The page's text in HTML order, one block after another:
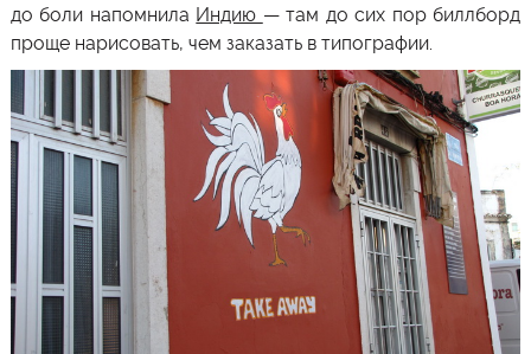
до боли напомнила Индию — там до сих пор биллборд
проще нарисовать, чем заказать в типографии.